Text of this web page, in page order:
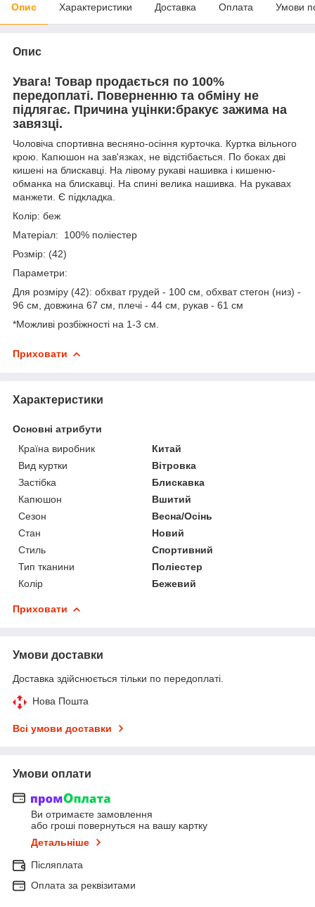
Опис Характеристики Доставка Оплата Умови
Опис
Увага! Товар продається по 100%
передоплаті. Поверненню та обміну не
підлягає. Причина уцінки:бракує зажима на
завязці.
Чоловіча спортивна весняно-осіння курточка. Куртка вільного
крою. Капюшон на зав'язках, не відстібається. По боках дві
кишені на блискавці. На лівому рукаві нашивка і кишеню-
обманка на блискавці. На спині велика нашивка. На рукавах
манжети. Є підкладка.
Колір: беж
Матеріал: 100% поліестер
Розмір: (42)
Параметри:
Для розміру (42): обхват грудей - 100 см, обхват стегон (низ) -
96 см, довжина 67 см, плечі - 44 см, рукав - 61 см
*Можливі розбіжності на 1-3 см.
Приховати
Характеристики
Основні атрибути
Країна виробник
Китай
Вид куртки
Вітровка
Застібка
Блискавка
Капюшон
Вшитий
Сезон
Весна/Осінь
Стан
Новий
Стиль
Спортивний
Тип тканини
Поліестер
Колір
Бежевий
Приховати
Умови доставки
Доставка здійснюється тільки по передоплаті.
Нова Пошта
Всі умови доставки
Умови оплати
Ви отримаєте замовлення
або гроші повернуться на вашу картку
Детальніше
Післяплата
Оплата за реквізитами